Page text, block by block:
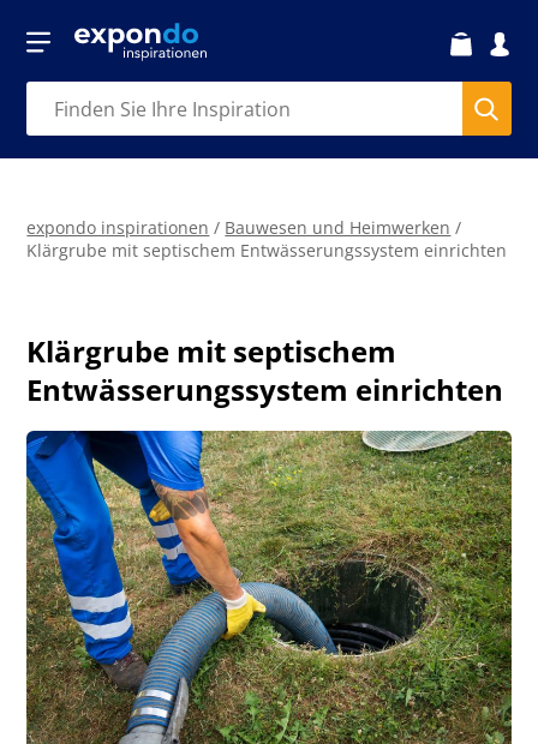
expondo inspirationen / Bauwesen und Heimwerken /
Klärgrube mit septischem Entwässerungssystem einrichten
Klärgrube mit septischem
Entwässerungssystem einrichten